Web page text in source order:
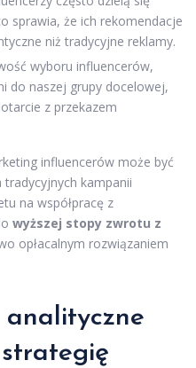
sprawia, że ich rekomendacje
niż tradycyjne reklamy.
wyboru influencerów,
do naszej grupy docelowej,
z przekazem
influencerów może być
kampanii
na współpracę z
wyższej stopy zwrotu z
opłacalnym rozwiązaniem
analityczne